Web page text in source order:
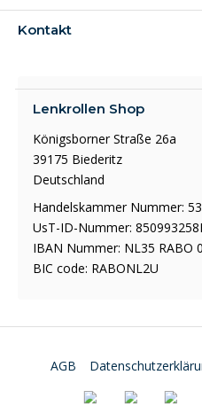
Kontakt
Lenkrollen Shop
Königsborner Straße 26a
39175 Biederitz
Deutschland
Handelskammer Nummer:
UsT-ID-Nummer:
IBAN Nummer: NL35 RABO
BIC code: RABONL2U
AGB